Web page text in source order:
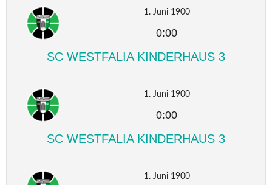
1. Juni 1900
0:00
SC WESTFALIA KINDERHAUS 3
1. Juni 1900
0:00
SC WESTFALIA KINDERHAUS 3
1. Juni 1900